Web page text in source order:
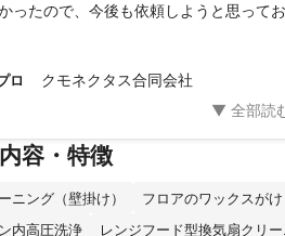
ったので、今後も依頼しようと思ってお
ロ クモネクタス合同会社
容・特徴
ニング（壁掛け） フロアのワックスがけ
内高圧洗浄
レンジフード型換気扇クリ